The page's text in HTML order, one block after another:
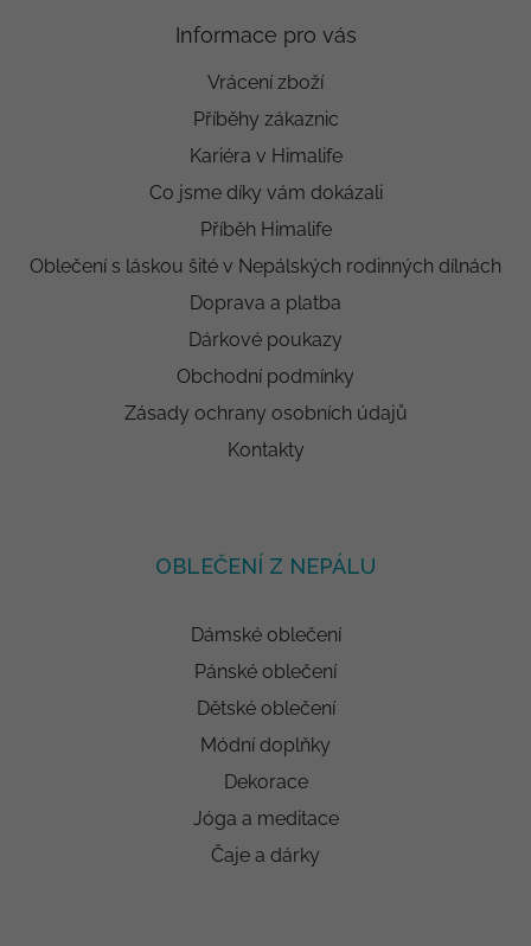
Informace pro vás
Vrácení zboží
Příběhy zákaznic
Kariéra v Himalife
Co jsme díky vám dokázali
Příběh Himalife
Oblečení s láskou šité v Nepálských rodinných dílnách
Doprava a platba
Dárkové poukazy
Obchodní podmínky
Zásady ochrany osobních údajů
Kontakty
OBLEČENÍ Z NEPÁLU
Dámské oblečení
Pánské oblečení
Dětské oblečení
Módní doplňky
Dekorace
Jóga a meditace
Čaje a dárky